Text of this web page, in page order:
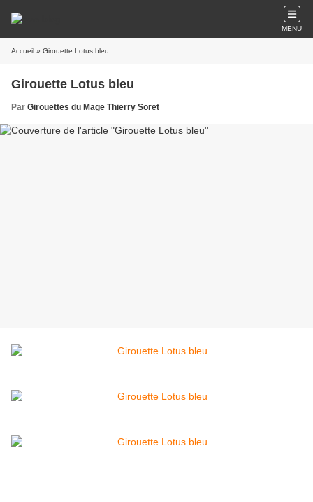
MENU
Accueil » Girouette Lotus bleu
Girouette Lotus bleu
Par Girouettes du Mage Thierry Soret